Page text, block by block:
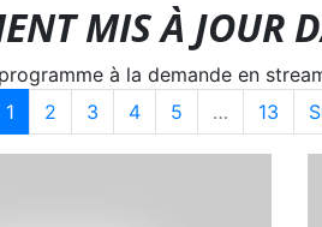
MIS À JOUR
à la demande en
1 2 3 4 5 … 13